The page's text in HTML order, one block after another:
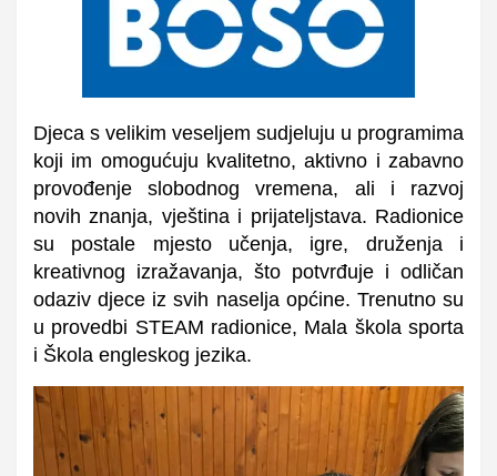
Djeca s velikim veseljem sudjeluju u programima
koji im omogućuju kvalitetno, aktivno i zabavno
provođenje slobodnog vremena, ali i razvoj
novih znanja, vještina i prijateljstava. Radionice
su postale mjesto učenja, igre, druženja i
kreativnog izražavanja, što potvrđuje i odličan
odaziv djece iz svih naselja općine. Trenutno su
u provedbi STEAM radionice, Mala škola sporta
i Škola engleskog jezika.